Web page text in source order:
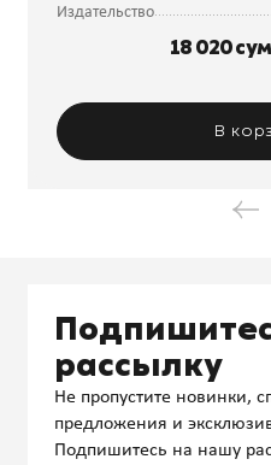
Издательство
18 020 сум
В
рассылку
Не пропустите новинки,
предложения и
Подпишитесь на нашу